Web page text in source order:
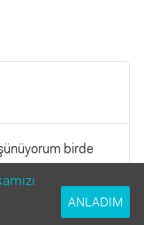
birde
bir anneyim
ve ağlıyor neANLADIM